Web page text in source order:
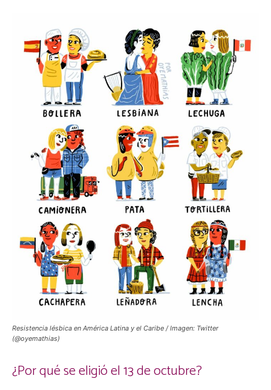
Resistencia lésbica en América Latina y el Caribe / Imagen: Twitter
(@oyemathias)
¿Por qué se eligió el 13 de octubre?